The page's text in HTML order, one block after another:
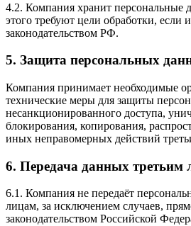
4.2. Компания хранит персональные
этого требуют цели обработки, если
законодательством РФ.
5. Защита персональных
Компания принимает необходимые
технические меры для защиты
несанкционированного доступа,
блокирования, копирования,
иных неправомерных действий
6. Передача данных третьим
6.1. Компания не передаёт
лицам, за исключением случаев,
законодательством Российской